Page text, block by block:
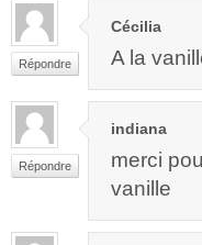
Répondre
Cécilia
A la
Répondre
indiana
merci
vanille